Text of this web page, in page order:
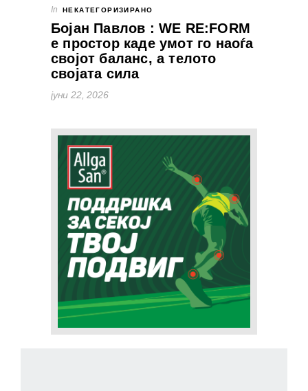
In НЕКАТЕГОРИЗИРАНО
Бојан Павлов : WE RE:FORM
e простор каде умот го наоѓа
својот баланс, а телото
својата сила
јуни 22, 2026